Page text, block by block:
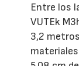
Entre los
VUTEk
3,2